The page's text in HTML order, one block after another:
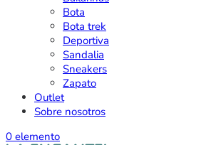
Bota
Bota trek
Deportiva
Sandalia
Sneakers
Zapato
Outlet
Sobre nosotros
0 elemento